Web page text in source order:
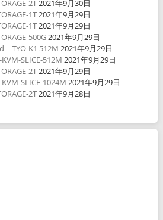
2T2021年9月30日
1T2021年9月29日
1T2021年9月29日
500G2021年9月29日
– TYO-K1 512M 2021年9月29日
SLICE-512M 2021年9月29日
2T2021年9月29日
SLICE-1024M 2021年9月29日
2T2021年9月28日